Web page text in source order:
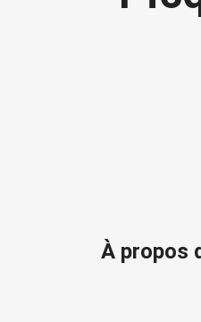
À propos